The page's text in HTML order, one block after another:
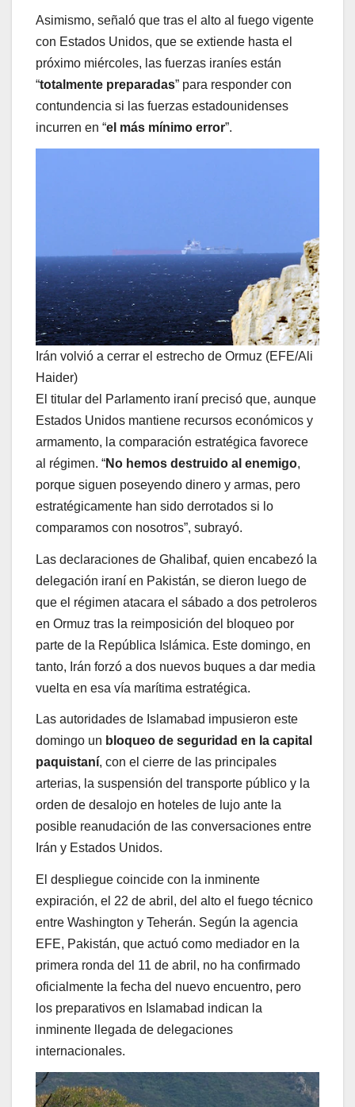
Asimismo, señaló que tras el alto al fuego vigente
con Estados Unidos, que se extiende hasta el
próximo miércoles, las fuerzas iraníes están
“totalmente preparadas” para responder con
contundencia si las fuerzas estadounidenses
incurren en “el más mínimo error”.
Irán volvió a cerrar el estrecho de Ormuz (EFE/Ali
Haider)
El titular del Parlamento iraní precisó que, aunque
Estados Unidos mantiene recursos económicos y
armamento, la comparación estratégica favorece
al régimen. “No hemos destruido al enemigo,
porque siguen poseyendo dinero y armas, pero
estratégicamente han sido derrotados si lo
comparamos con nosotros”, subrayó.
Las declaraciones de Ghalibaf, quien encabezó la
delegación iraní en Pakistán, se dieron luego de
que el régimen atacara el sábado a dos petroleros
en Ormuz tras la reimposición del bloqueo por
parte de la República Islámica. Este domingo, en
tanto, Irán forzó a dos nuevos buques a dar media
vuelta en esa vía marítima estratégica.
Las autoridades de Islamabad impusieron este
domingo un bloqueo de seguridad en la capital
paquistaní, con el cierre de las principales
arterias, la suspensión del transporte público y la
orden de desalojo en hoteles de lujo ante la
posible reanudación de las conversaciones entre
Irán y Estados Unidos.
El despliegue coincide con la inminente
expiración, el 22 de abril, del alto el fuego técnico
entre Washington y Teherán. Según la agencia
EFE, Pakistán, que actuó como mediador en la
primera ronda del 11 de abril, no ha confirmado
oficialmente la fecha del nuevo encuentro, pero
los preparativos en Islamabad indican la
inminente llegada de delegaciones
internacionales.